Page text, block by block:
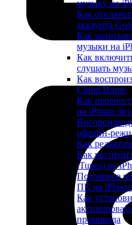
музыку на
Как
аккаунта
Как
музыки на
Как
слушать
Как
Cloud Home
Как
на iPhone
офлайн-
Как
Как
iTunes) на
Потоковое
ПК на iPhone
Как
промокода